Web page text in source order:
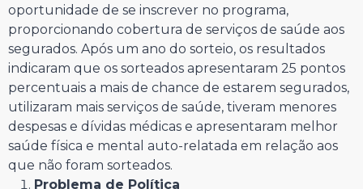
oportunidade de se inscrever no programa,
proporcionando cobertura de serviços de saúde aos
segurados. Após um ano do sorteio, os resultados
indicaram que os sorteados apresentaram 25 pontos
percentuais a mais de chance de estarem segurados,
utilizaram mais serviços de saúde, tiveram menores
despesas e dívidas médicas e apresentaram melhor
saúde física e mental auto-relatada em relação aos
que não foram sorteados.
Problema de Política